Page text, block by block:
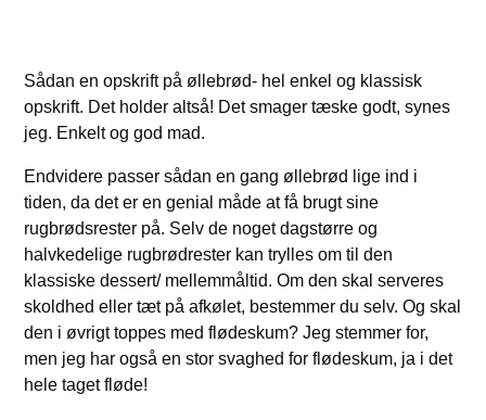
Sådan en opskrift på øllebrød- hel enkel og klassisk
opskrift. Det holder altså! Det smager tæske godt, synes
jeg. Enkelt og god mad.
Endvidere passer sådan en gang øllebrød lige ind i
tiden, da det er en genial måde at få brugt sine
rugbrødsrester på. Selv de noget dagstørre og
halvkedelige rugbrødrester kan trylles om til den
klassiske dessert/ mellemmåltid. Om den skal serveres
skoldhed eller tæt på afkølet, bestemmer du selv. Og skal
den i øvrigt toppes med flødeskum? Jeg stemmer for,
men jeg har også en stor svaghed for flødeskum, ja i det
hele taget fløde!